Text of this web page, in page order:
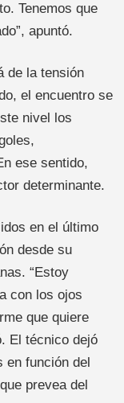
Tenemos que
apuntó.
de la tensión
el encuentro se
nivel los
ese sentido,
determinante.
en el último
desde su
“Estoy
con los ojos
que quiere
El técnico dejó
función del
prevea del